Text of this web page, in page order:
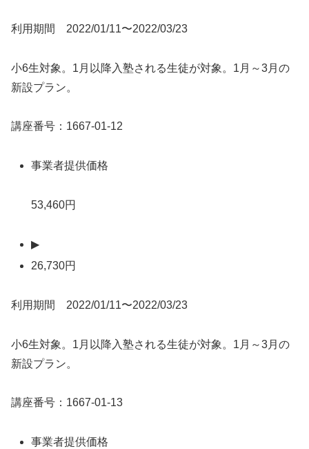
利用期間 2022/01/11〜2022/03/23
小6生対象。1月以降入塾される生徒が対象。1月～3月の
新設プラン。
講座番号：1667-01-12
事業者提供価格
53,460円
▶
26,730円
利用期間 2022/01/11〜2022/03/23
小6生対象。1月以降入塾される生徒が対象。1月～3月の
新設プラン。
講座番号：1667-01-13
事業者提供価格